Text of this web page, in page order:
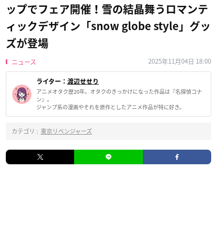
ップでフェア開催！雪の結晶舞うロマンテ
ィックデザイン「snow globe style」グッ
ズが登場
ニュース 2025年11月04日 18:00
ライター： 渡辺せせり
アニメオタク歴20年。オタクのきっかけになった作品は『名探偵コナ
ン』。
ジャンプ系の漫画やそれを原作としたアニメ作品が特に好き。
カテゴリ : 東京リベンジャーズ